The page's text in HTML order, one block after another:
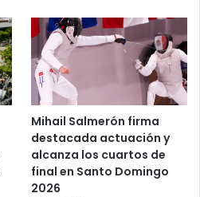
Mihail Salmerón firma
destacada actuación y
alcanza los cuartos de
final en Santo Domingo
2026